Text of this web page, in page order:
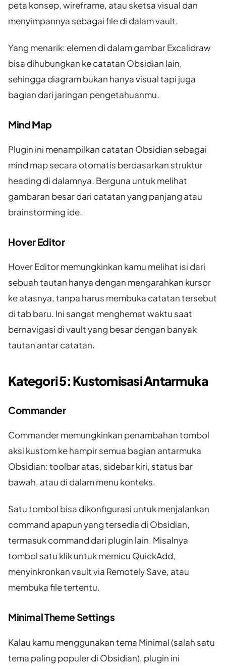
peta konsep, wireframe, atau sketsa visual dan
menyimpannya sebagai file di dalam vault.
Yang menarik: elemen di dalam gambar Excalidraw
bisa dihubungkan ke catatan Obsidian lain,
sehingga diagram bukan hanya visual tapi juga
bagian dari jaringan pengetahuanmu.
Mind Map
Plugin ini menampilkan catatan Obsidian sebagai
mind map secara otomatis berdasarkan struktur
heading di dalamnya. Berguna untuk melihat
gambaran besar dari catatan yang panjang atau
brainstorming ide.
Hover Editor
Hover Editor memungkinkan kamu melihat isi dari
sebuah tautan hanya dengan mengarahkan kursor
ke atasnya, tanpa harus membuka catatan tersebut
di tab baru. Ini sangat menghemat waktu saat
bernavigasi di vault yang besar dengan banyak
tautan antar catatan.
Kategori 5: Kustomisasi Antarmuka
Commander
Commander memungkinkan penambahan tombol
aksi kustom ke hampir semua bagian antarmuka
Obsidian: toolbar atas, sidebar kiri, status bar
bawah, atau di dalam menu konteks.
Satu tombol bisa dikonfigurasi untuk menjalankan
command apapun yang tersedia di Obsidian,
termasuk command dari plugin lain. Misalnya
tombol satu klik untuk memicu QuickAdd,
menyinkronkan vault via Remotely Save, atau
membuka file tertentu.
Minimal Theme Settings
Kalau kamu menggunakan tema Minimal (salah satu
tema paling populer di Obsidian), plugin ini